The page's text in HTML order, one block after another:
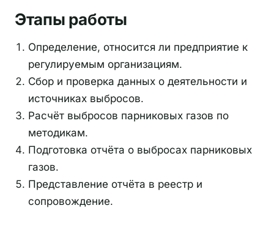
Этапы работы
Определение, относится ли предприятие к
регулируемым организациям.
Сбор и проверка данных о деятельности и
источниках выбросов.
Расчёт выбросов парниковых газов по
методикам.
Подготовка отчёта о выбросах парниковых
газов.
Представление отчёта в реестр и
сопровождение.